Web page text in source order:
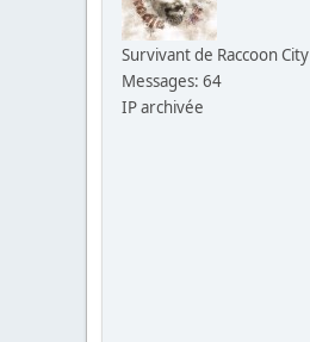
Survivant de Raccoon City
Messages: 64
IP archivée